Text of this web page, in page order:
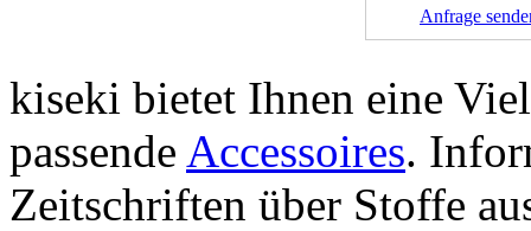
Anfrage
kiseki bietet Ihnen eine
passende Accessoires.
Zeitschriften über Stoffe